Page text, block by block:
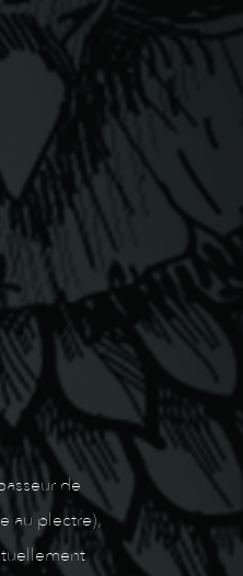
de
au plectre),